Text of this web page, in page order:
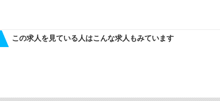
この求人を見ている人はこんな求人もみています